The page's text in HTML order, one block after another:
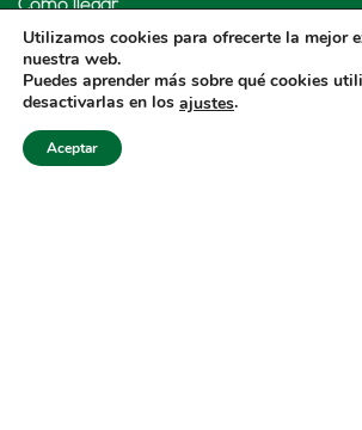
Cómo llegar
LENARD MX, S de RL de CV
Rio Atoyac 30. Parque Industrial
Utilizamos cookies para ofrecerte la mejor
nuestra web.
Puedes aprender más sobre qué cookies
desactivarlas en los ajustes.
Aceptar